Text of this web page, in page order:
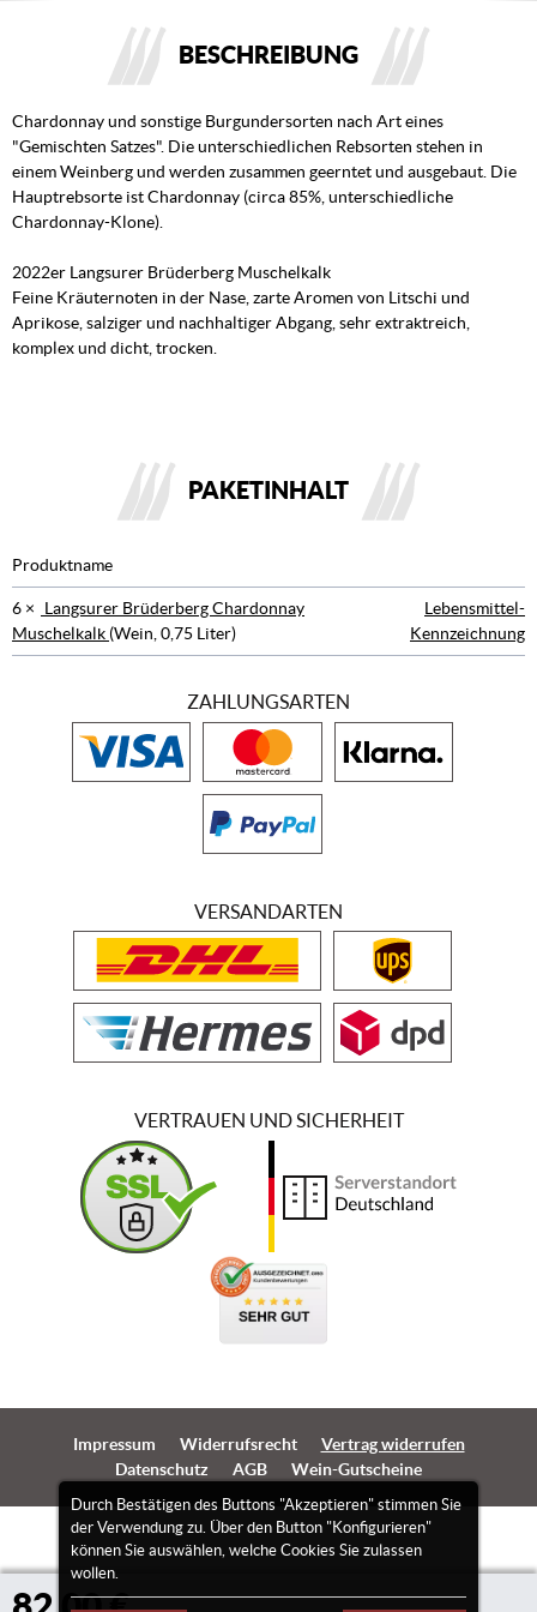
BESCHREIBUNG
Chardonnay und sonstige Burgundersorten nach Art eines
"Gemischten Satzes". Die unterschiedlichen Rebsorten stehen in
einem Weinberg und werden zusammen geerntet und ausgebaut. Die
Hauptrebsorte ist Chardonnay (circa 85%, unterschiedliche
Chardonnay-Klone).
2022er Langsurer Brüderberg Muschelkalk
Feine Kräuternoten in der Nase, zarte Aromen von Litschi und
Aprikose, salziger und nachhaltiger Abgang, sehr extraktreich,
komplex und dicht, trocken.
PAKETINHALT
Produktname
6 ×
Langsurer Brüderberg Chardonnay
Muschelkalk (Wein, 0,75 Liter)
Lebensmittel-
Kennzeichnung
Durch Bestätigen des Buttons "Akzeptieren" stimmen Sie
der Verwendung zu. Über den Button "Konfigurieren"
können Sie auswählen, welche Cookies Sie zulassen
wollen.
ZAHLUNGSARTEN
VERSANDARTEN
VERTRAUEN UND SICHERHEIT
Impressum Widerrufsrecht
Vertrag widerrufen
Datenschutz
AGB Wein-Gutscheine